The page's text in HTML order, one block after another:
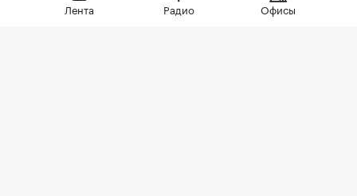
квартир: спрос не может быть
Лента Радио Офисы